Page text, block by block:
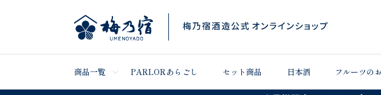
商品一覧 PARLORあらごし セット商品 日本酒 フルーツの